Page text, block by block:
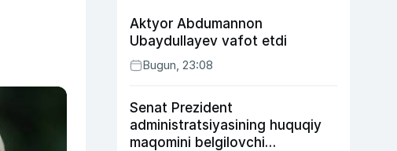
Aktyor Abdu­mannon
Ubaydullayev vafot etdi
Bugun, 23:08
Senat Prezident
administratsiyasining huquqiy
maqomini belgilovchi